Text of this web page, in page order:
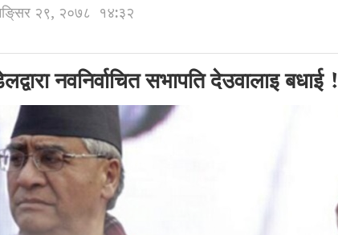
२९, २०७८ १४:३२
नवनिर्वाचित सभापति देउवालाइ बधाई !